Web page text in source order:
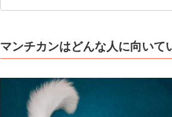
マンチカンはどんな人に向いて